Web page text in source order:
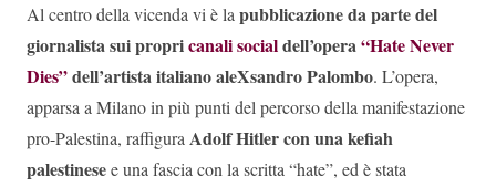
Al centro della vicenda vi è lapubblicazione da parte del
giornalista sui propricanali socialdell’opera“Hate Never
Dies”dell’artista italiano aleXsandro Palombo. L’opera,
apparsa a Milano in più punti del percorso della manifestazione
pro-Palestina, raffiguraAdolf Hitler con una kefiah
palestinesee una fascia con la scritta “hate”, ed è stata